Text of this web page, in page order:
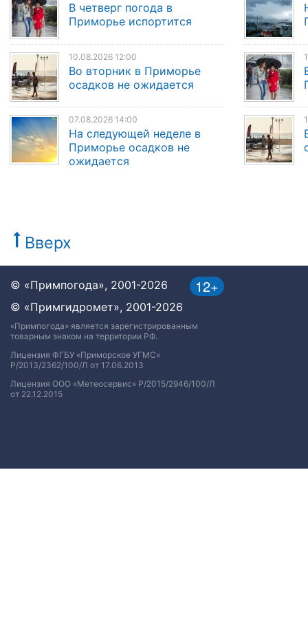
В четверг погода в
Приморье испортится
10.08.2026 12:00
Во вторник в Приморье
осадков не ожидается
07.08.2026 14:00
На следующей неделе в
Приморье осадков не
ожидается
Вверх
12+
© «Примпогода», 2001-2026
© «Примгидромет», 2001-2026
«Примпогода» является зарегистрированным
товарным знаком на территории РФ.
Лицензия ФГБУ «Приморское УГМС»
Р/2013/2362/100/Л от 17.06.2013
Лицензия ООО «Метеосервис» Р/2015/2946/100/Л
от 22.12.2015